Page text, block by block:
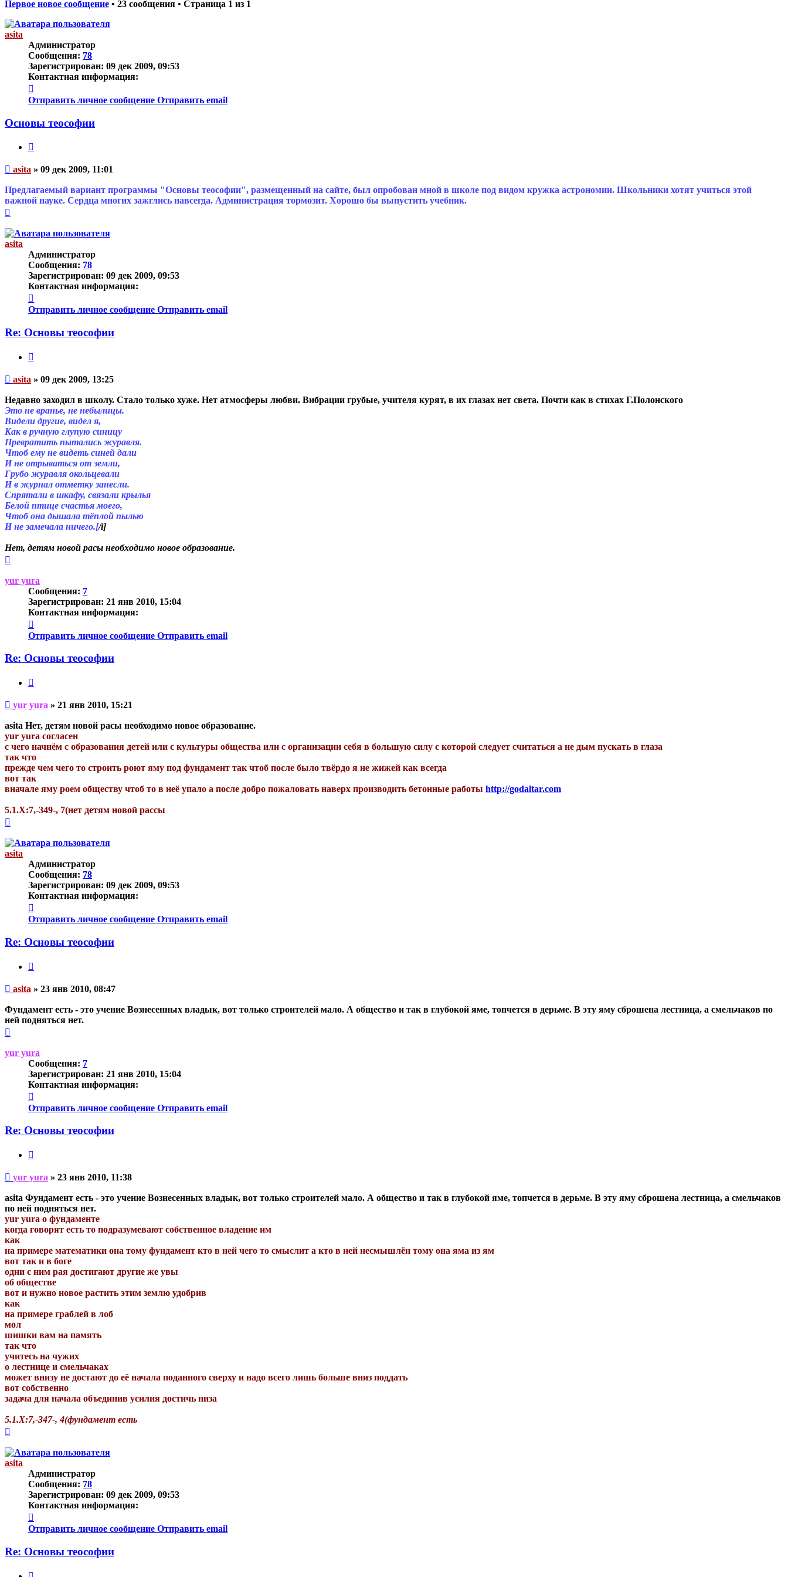
Первое новое сообщение • 23 сообщения • Страница 1 из 1
asita
Администратор
Сообщения: 78
Зарегистрирован: 09 дек 2009, 09:53
Контактная информация:
информация
пользователя
Отправить личное сообщение Отправить email
Основы теософии
Непрочитанное
сообщение
asita » 09 дек 2009, 11:01
Предлагаемый вариант программы "Основы теософии", размещенный на сайте, был опробован мной в школе под видом кружка астрономии. Школьники хотят учиться этой
важной науке. Сердца многих зажглись навсегда. Администрация тормозит. Хорошо бы выпустить учебник.
началу
asita
Администратор
Сообщения: 78
Зарегистрирован: 09 дек 2009, 09:53
Контактная информация:
информация
пользователя
Отправить личное сообщение Отправить email
Re: Основы теософии
Непрочитанное
сообщение
asita » 09 дек 2009, 13:25
Недавно заходил в школу. Стало только хуже. Нет атмосферы любви. Вибрации грубые, учителя курят, в их глазах нет света. Почти как в стихах Г.Полонского
Это не вранье, не небылицы.
Видели другие, видел я,
Как в ручную глупую синицу
Превратить пытались журавля.
Чтоб ему не видеть синей дали
И не отрываться от земли,
Грубо журавля окольцевали
И в журнал отметку занесли.
Спрятали в шкафу, связали крылья
Белой птице счастья моего,
Чтоб она дышала тёплой пылью
И не замечала ничего.[/i]
Нет, детям новой расы необходимо новое образование.
началу
yur yura
Сообщения: 7
Зарегистрирован: 21 янв 2010, 15:04
Контактная информация:
информация
пользователя
yura
Отправить личное сообщение Отправить email
Re: Основы теософии
Непрочитанное
сообщение
yur yura » 21 янв 2010, 15:21
asita Нет, детям новой расы необходимо новое образование.
yur yura согласен
с чего начнём с образования детей или с культуры общества или с организации себя в большую силу с которой следует считаться а не дым пускать в глаза
так что
прежде чем чего то строить роют яму под фундамент так чтоб после было твёрдо я не жижей как всегда
вот так
вначале яму роем обществу чтоб то в неё упало а после добро пожаловать наверх производить бетонные работы http://godaltar.com
5.1.Х:7,-349-, 7(нет детям новой рассы
началу
asita
Администратор
Сообщения: 78
Зарегистрирован: 09 дек 2009, 09:53
Контактная информация:
информация
пользователя
Отправить личное сообщение Отправить email
Re: Основы теософии
Непрочитанное
asita » 23 янв 2010, 08:47
Фундамент есть - это учение Вознесенных владык, вот только строителей мало. А общество и так в глубокой яме, топчется в дерьме. В эту яму сброшена лестница, а смельчаков по
ней подняться нет.
началу
yur yura
Сообщения: 7
Зарегистрирован: 21 янв 2010, 15:04
Контактная информация:
информация
пользователя
yura
Отправить личное сообщение Отправить email
Re: Основы теософии
Непрочитанное
сообщение
yur yura » 23 янв 2010, 11:38
asita Фундамент есть - это учение Вознесенных владык, вот только строителей мало. А общество и так в глубокой яме, топчется в дерьме. В эту яму сброшена лестница, а смельчаков
по ней подняться нет.
yur yura о фундаменте
когда говорят есть то подразумевают собственное владение им
как
на примере математики она тому фундамент кто в ней чего то смыслит а кто в ней несмышлён тому она яма из ям
вот так и в боге
одни с ним рая достигают другие же увы
об обществе
вот и нужно новое растить этим землю удобрив
как
на примере граблей в лоб
мол
шишки вам на память
так что
учитесь на чужих
о лестнице и смельчаках
может внизу не достают до её начала поданного сверху и надо всего лишь больше вниз поддать
вот собственно
задача для начала объединив усилия достичь низа
5.1.Х:7,-347-, 4(фундамент есть
началу
asita
Администратор
Сообщения: 78
Зарегистрирован: 09 дек 2009, 09:53
Контактная информация:
информация
пользователя
Отправить личное сообщение Отправить email
Re: Основы теософии